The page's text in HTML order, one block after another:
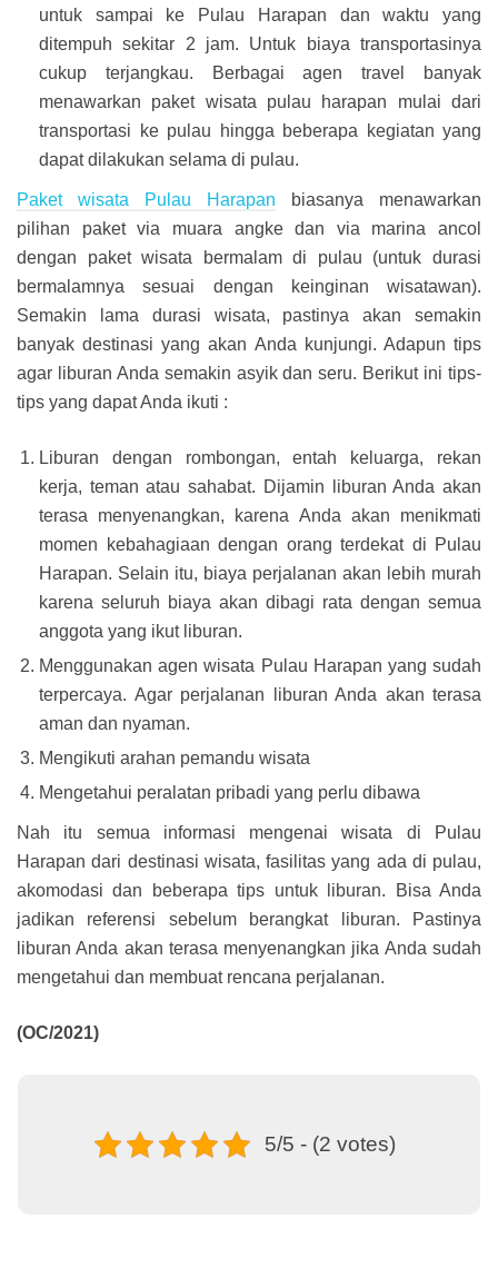
untuk sampai ke Pulau Harapan dan waktu yang
ditempuh sekitar 2 jam. Untuk biaya transportasinya
cukup terjangkau. Berbagai agen travel banyak
menawarkan paket wisata pulau harapan mulai dari
transportasi ke pulau hingga beberapa kegiatan yang
dapat dilakukan selama di pulau.
Paket wisata Pulau Harapan biasanya menawarkan
pilihan paket via muara angke dan via marina ancol
dengan paket wisata bermalam di pulau (untuk durasi
bermalamnya sesuai dengan keinginan wisatawan).
Semakin lama durasi wisata, pastinya akan semakin
banyak destinasi yang akan Anda kunjungi. Adapun tips
agar liburan Anda semakin asyik dan seru. Berikut ini tips-
tips yang dapat Anda ikuti :
Liburan dengan rombongan, entah keluarga, rekan
kerja, teman atau sahabat. Dijamin liburan Anda akan
terasa menyenangkan, karena Anda akan menikmati
momen kebahagiaan dengan orang terdekat di Pulau
Harapan. Selain itu, biaya perjalanan akan lebih murah
karena seluruh biaya akan dibagi rata dengan semua
anggota yang ikut liburan.
Menggunakan agen wisata Pulau Harapan yang sudah
terpercaya. Agar perjalanan liburan Anda akan terasa
aman dan nyaman.
Mengikuti arahan pemandu wisata
Mengetahui peralatan pribadi yang perlu dibawa
Nah itu semua informasi mengenai wisata di Pulau
Harapan dari destinasi wisata, fasilitas yang ada di pulau,
akomodasi dan beberapa tips untuk liburan. Bisa Anda
jadikan referensi sebelum berangkat liburan. Pastinya
liburan Anda akan terasa menyenangkan jika Anda sudah
mengetahui dan membuat rencana perjalanan.
(OC/2021)
5/5 - (2 votes)